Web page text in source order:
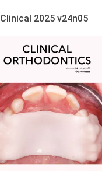
Clinical 2025 v24n05